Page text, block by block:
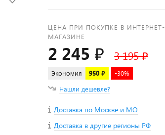
ЦЕНА ПРИ ПОКУПКЕ В ИНТЕРНЕТ-
МАГАЗИНЕ
2 245 ₽ 3 195 ₽
Экономия 950 ₽
-30%
Нашли дешевле?
Доставка по Москве и МО
Доставка в другие регионы РФ